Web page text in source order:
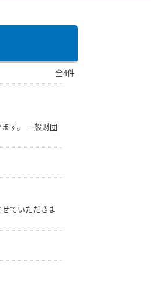
全4件
す。 一般財団
ていただきま